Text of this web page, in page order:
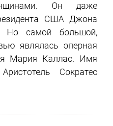
Он даже
США Джона
Но самой большой,
являлась оперная
Мария Каллас. Имя
Сократес